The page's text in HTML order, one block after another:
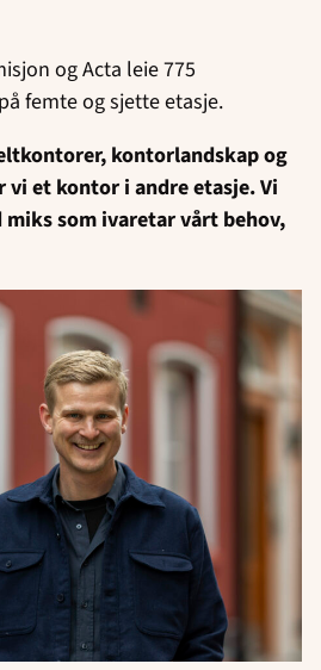
og Acta leie 775
femte og sjette etasje.
kontorlandskap og
et kontor i andre etasje. Vi
som ivaretar vårt behov,